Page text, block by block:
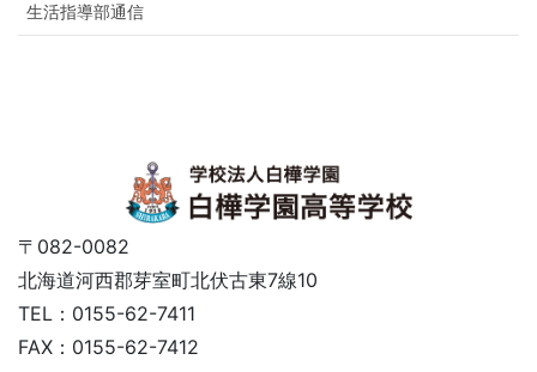
生活指導部通信
〒082-0082
北海道河西郡芽室町北伏古東7線10
TEL：0155-62-7411
FAX：0155-62-7412